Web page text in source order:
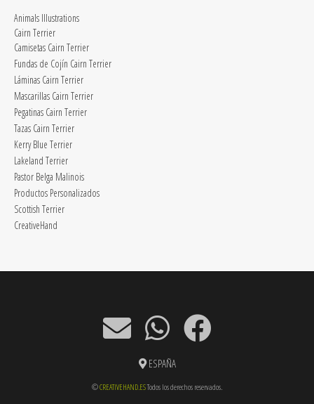
Animals Illustrations
Cairn Terrier
Camisetas Cairn Terrier
Fundas de Cojín Cairn Terrier
Láminas Cairn Terrier
Mascarillas Cairn Terrier
Pegatinas Cairn Terrier
Tazas Cairn Terrier
Kerry Blue Terrier
Lakeland Terrier
Pastor Belga Malinois
Productos Personalizados
Scottish Terrier
CreativeHand
ESPAÑA
©CREATIVEHAND.ESTodos los derechos reservados.